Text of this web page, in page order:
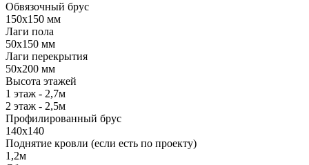
Обвязочный брус
150х150 мм
Лаги пола
50х150 мм
Лаги перекрытия
50х200 мм
Высота этажей
1 этаж - 2,7м
2 этаж - 2,5м
Профилированный брус
140х140
Поднятие кровли (если есть по проекту)
1,2м